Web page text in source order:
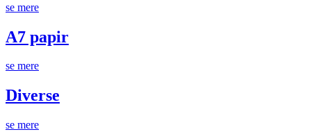
se mere
A7 papir
se mere
Diverse
se mere